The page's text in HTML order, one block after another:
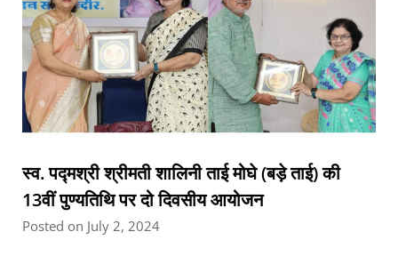
स्व. पद्मश्री श्रीमती शालिनी ताई मोघे (बड़े ताई) की
13वीं पुण्यतिथि पर दो दिवसीय आयोजन
Posted on July 2, 2024